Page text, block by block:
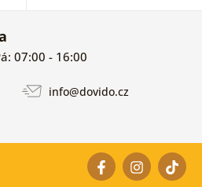
07:00 - 16:00
info@dovido.cz